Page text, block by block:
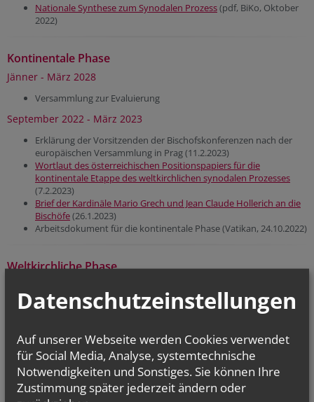
Nationale Synthese zum Synodalen Prozess(pdf, BiKo, Oktober
2022)
Kontinentale Phase
Jänner - März 2028
Versammlung zur Evaluierung
September 2022 - März 2023
Erklärung der Vorsitzenden der Bischofskonferenzen nach der
europäischen Versammlung in Prag (11.2.2023)
Wortlaut des österreichischen Positionspapiers für die
kontinentale Etappe des weltkirchlichen synodalen Prozesses
(7.2.2023)
Brief der Kardinäle Mario Grech und Jean Claude Hollerich an die
Bischöfe(26.1.2023)
Arbeitsdokument für die kontinentale Phase (Vatikan, 24.10.2022)
Weltkirchliche Phase
Oktober 2023/2024
2.-27. Oktober 2024: Zweite Session in Rom:
Folder mit den Ergebnissen des Abschlussdokumentes
die Arbeit in Pfarren und Gruppen (BIKO/ÖPI) (2025)
Datenschutzeinstellungen
Auf unserer Webseite werden Cookies verwendet
für Social Media, Analyse, systemtechnische
Notwendigkeiten und Sonstiges. Sie können Ihre
Zustimmung später jederzeit ändern oder